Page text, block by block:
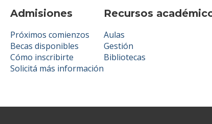
Admisiones
Próximos comienzos
Becas disponibles
Cómo inscribirte
Solicitá más información
Recursos
Aulas
Gestión
Bibliotecas